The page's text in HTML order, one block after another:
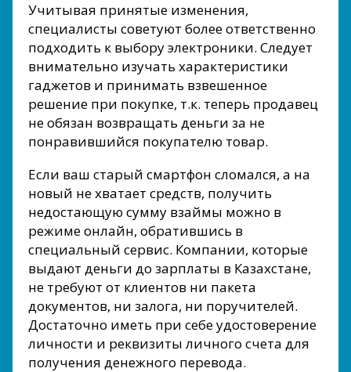
Учитывая принятые изменения,
специалисты советуют более ответственно
подходить к выбору электроники. Следует
внимательно изучать характеристики
гаджетов и принимать взвешенное
решение при покупке, т.к. теперь продавец
не обязан возвращать деньги за не
понравившийся покупателю товар.
Если ваш старый смартфон сломался, а на
новый не хватает средств, получить
недостающую сумму взаймы можно в
режиме онлайн, обратившись в
специальный сервис. Компании, которые
выдают деньги до зарплаты в Казахстане,
не требуют от клиентов ни пакета
документов, ни залога, ни поручителей.
Достаточно иметь при себе удостоверение
личности и реквизиты личного счета для
получения денежного перевода.